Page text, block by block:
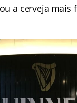
a cerveja mais